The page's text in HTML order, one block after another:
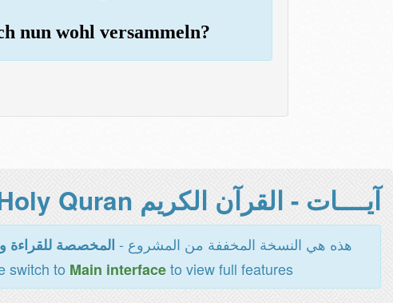
nun wohl versammeln?
آيــــات - القرآن الكريم Holy Quran -
هذه هي النسخة المخففة من المشروع - المخصصة للقراءة
switch to Main interfaceto view full features